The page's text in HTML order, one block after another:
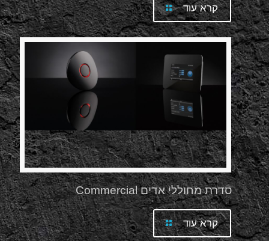
קרא עוד
סדרת מחוללי אדים Commercial
קרא עוד